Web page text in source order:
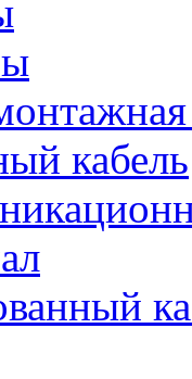
кабель